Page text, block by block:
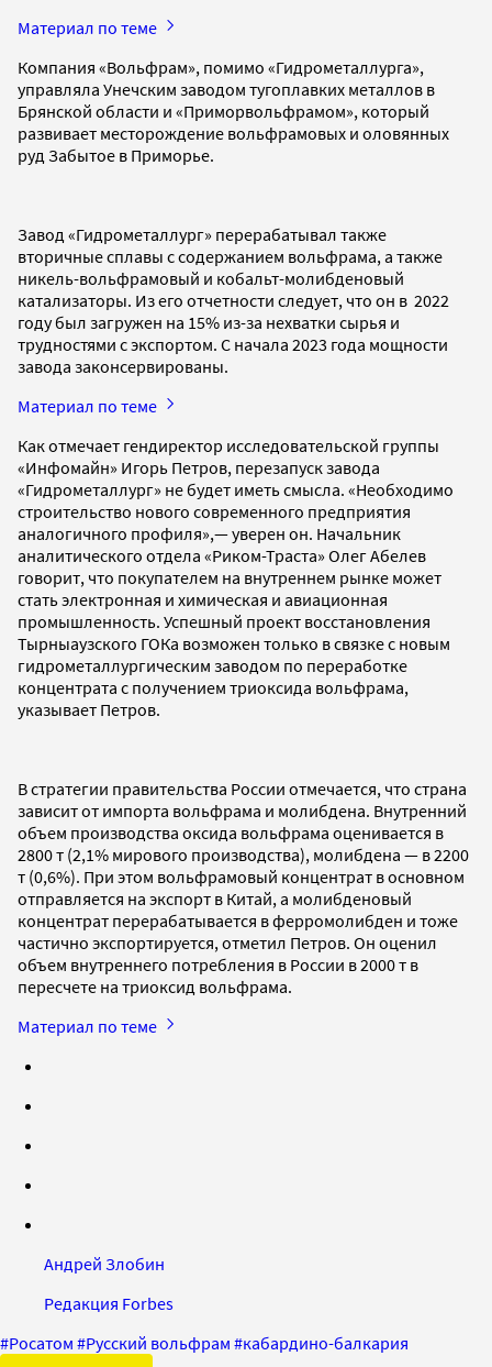
Материал по теме
Компания «Вольфрам», помимо «Гидрометаллурга»,
управляла Унечским заводом тугоплавких металлов в
Брянской области и «Приморвольфрамом», который
развивает месторождение вольфрамовых и оловянных
руд Забытое в Приморье.
Завод «Гидрометаллург» перерабатывал также
вторичные сплавы с содержанием вольфрама, а также
никель-вольфрамовый и кобальт-молибденовый
катализаторы. Из его отчетности следует, что он в 2022
году был загружен на 15% из-за нехватки сырья и
трудностями с экспортом. С начала 2023 года мощности
завода законсервированы.
Материал по теме
Как отмечает гендиректор исследовательской группы
«Инфомайн» Игорь Петров, перезапуск завода
«Гидрометаллург» не будет иметь смысла. «Необходимо
строительство нового современного предприятия
аналогичного профиля»,— уверен он. Начальник
аналитического отдела «Риком-Траста» Олег Абелев
говорит, что покупателем на внутреннем рынке может
стать электронная и химическая и авиационная
промышленность. Успешный проект восстановления
Тырныаузского ГОКа возможен только в связке с новым
гидрометаллургическим заводом по переработке
концентрата с получением триоксида вольфрама,
указывает Петров.
В стратегии правительства России отмечается, что страна
зависит от импорта вольфрама и молибдена. Внутренний
объем производства оксида вольфрама оценивается в
2800 т (2,1% мирового производства), молибдена — в 2200
т (0,6%). При этом вольфрамовый концентрат в основном
отправляется на экспорт в Китай, а молибденовый
концентрат перерабатывается в ферромолибден и тоже
частично экспортируется, отметил Петров. Он оценил
объем внутреннего потребления в России в 2000 т в
пересчете на триоксид вольфрама.
Материал по теме
Андрей Злобин
Редакция Forbes
#Росатом #Русский вольфрам #кабардино-балкария